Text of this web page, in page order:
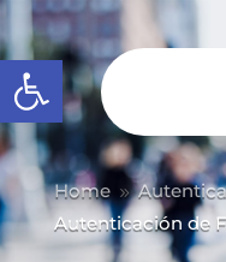
Abrir barra de
Home 9
Autenticación de